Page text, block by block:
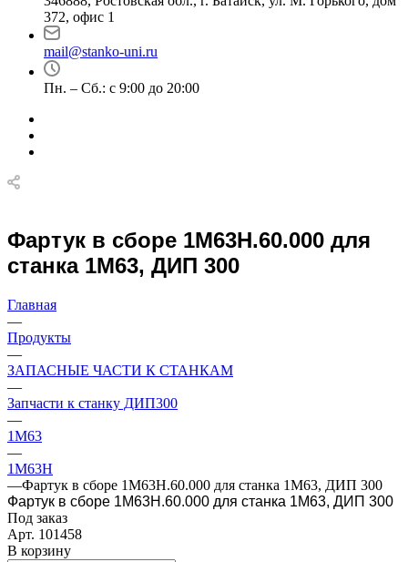
372, офис 1
mail@stanko-uni.ru
Пн. – Сб.: с 9:00 до 20:00
Фартук в сборе 1М63Н.60.000 для
станка 1М63, ДИП 300
Главная
—
Продукты
—
ЗАПАСНЫЕ ЧАСТИ К СТАНКАМ
—
Запчасти к станку ДИП300
—
1М63
—
1М63Н
—Фартук в сборе 1М63Н.60.000 для станка 1М63, ДИП 300
Фартук в сборе 1М63Н.60.000 для станка 1М63, ДИП 300
Под заказ
Арт. 101458
В корзину